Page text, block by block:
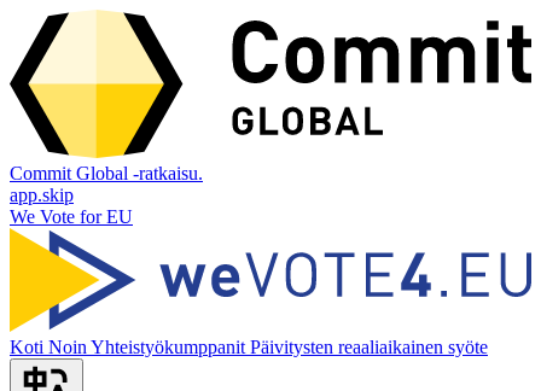
Commit Global -ratkaisu.
app.skip
We Vote for EU
Koti Noin Yhteistyökumppanit Päivitysten reaaliaikainen syöte